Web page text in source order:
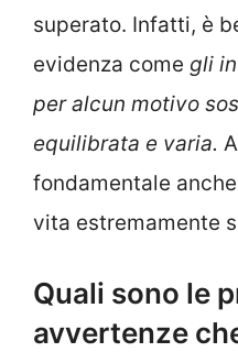
superato. Infatti, è
evidenza come gli
per alcun motivo
equilibrata e varia.
fondamentale
vita estremamente
Quali sono le
avvertenze